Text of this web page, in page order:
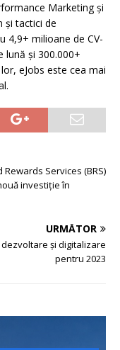
Marketing și
și tactici de
4,9+ milioane de CV-
lună și 300.000+
eJobs este cea mai
Services (BRS)
investiție în
URMĂTOR
și digitalizare
pentru 2023